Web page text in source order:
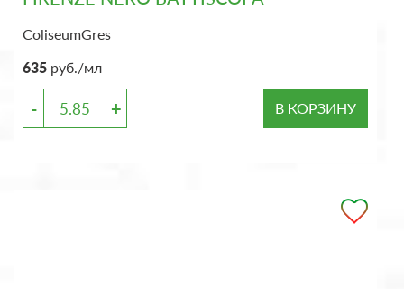
ColiseumGres
635 руб./мл
- + В КОРЗИНУ